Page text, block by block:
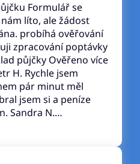
Formulář se
líto, ale žádost
probíhá ověřování
zpracování poptávky
půjčky Ověřeno více
H. Rychle jsem
pár minut měl
jsem si a peníze
Sandra N.…